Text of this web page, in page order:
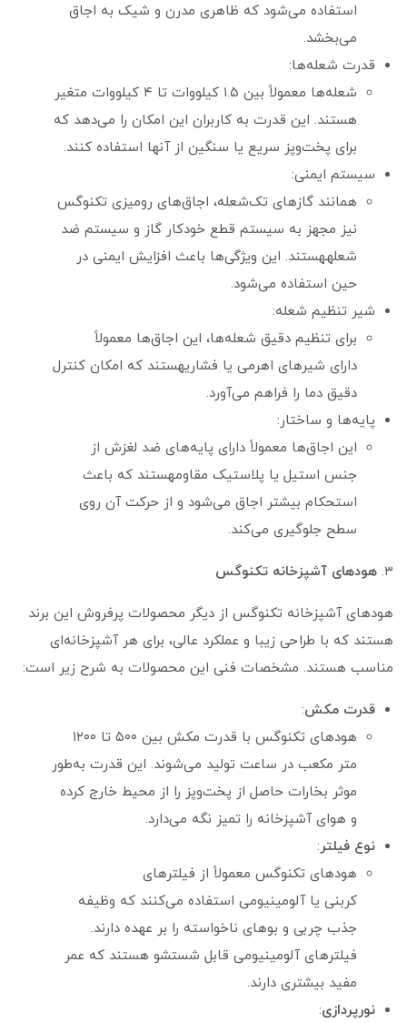
استفاده می‌شود که ظاهری مدرن و شیک به اجاق
می‌بخشد.
قدرت شعله‌ها:
شعله‌ها معمولاً بین ۱.۵ کیلووات تا ۴ کیلووات متغیر
هستند. این قدرت به کاربران این امکان را می‌دهد که
برای پخت‌وپز سریع یا سنگین از آنها استفاده کنند.
سیستم ایمنی:
همانند گازهای تک‌شعله، اجاق‌های رومیزی تکنوگس
نیز مجهز به سیستم قطع خودکار گاز و سیستم ضد
شعلههستند. این ویژگی‌ها باعث افزایش ایمنی در
حین استفاده می‌شود.
شیر تنظیم شعله:
برای تنظیم دقیق شعله‌ها، این اجاق‌ها معمولاً
دارای شیرهای اهرمی یا فشاریهستند که امکان کنترل
دقیق دما را فراهم می‌آورد.
پایه‌ها و ساختار:
این اجاق‌ها معمولاً دارای پایه‌های ضد لغزش از
جنس استیل یا پلاستیک مقاومهستند که باعث
استحکام بیشتر اجاق می‌شود و از حرکت آن روی
سطح جلوگیری می‌کند.
۳. هودهای آشپزخانه تکنوگس
هودهای آشپزخانه تکنوگس از دیگر محصولات پرفروش این برند
هستند که با طراحی زیبا و عملکرد عالی، برای هر آشپزخانه‌ای
مناسب هستند. مشخصات فنی این محصولات به شرح زیر است:
قدرت مکش:
هودهای تکنوگس با قدرت مکش بین ۵۰۰ تا ۱۲۰۰
متر مکعب در ساعت تولید می‌شوند. این قدرت به‌طور
موثر بخارات حاصل از پخت‌وپز را از محیط خارج کرده
و هوای آشپزخانه را تمیز نگه می‌دارد.
نوع فیلتر:
هودهای تکنوگس معمولاً از فیلترهای
کربنی یا آلومینیومی استفاده می‌کنند که وظیفه
جذب چربی و بوهای ناخواسته را بر عهده دارند.
فیلترهای آلومینیومی قابل شستشو هستند که عمر
مفید بیشتری دارند.
نورپردازی: